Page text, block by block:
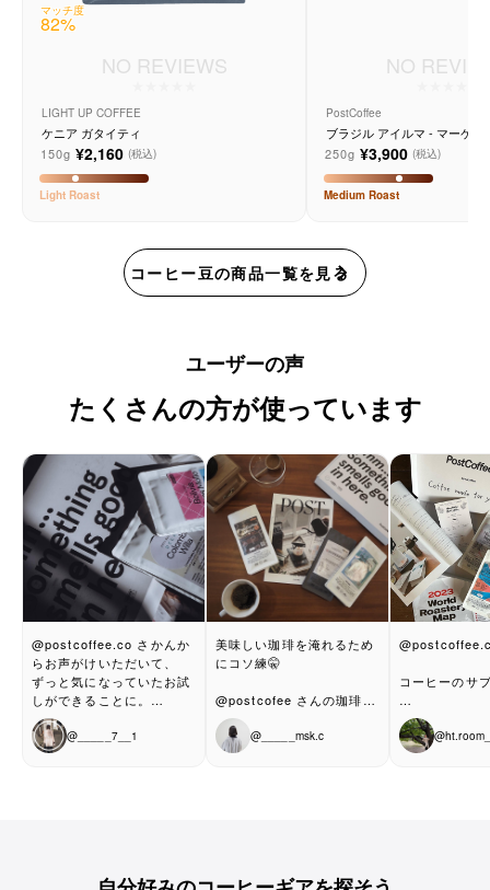
マッチ度
82%
NO REVIEWS
LIGHT UP COFFEE
ケニア ガタイティ
150g ¥2,160 (税込)
Light Roast
NO
PostCoffee
ブラジル アイルマ - マーケッ
ー
250g ¥3,900 (税込)
Medium Roast
コーヒー豆の商品一覧を見る
ユーザーの声
たくさんの方が使っています
@postcoffee.co さかんか
らお声がけいただいて、
ずっと気になっていたお試
しができることに。
コーヒー診断をすると、診
断に合ったコーヒーが毎月
のは、その日の気分に合わ
@ _____7__1
美味しい珈琲を淹れるため
にコソ練🤫
@postcofee さんの珈琲豆
と共に届く
お洒落な表紙の冊子に
美味しい珈琲の淹れ方が載
@ _____msk.c
コーヒーのサ
やってみた☕︎
事前のコーヒ
@